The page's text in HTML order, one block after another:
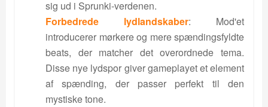
sig ud i Sprunki-verdenen.
Forbedrede lydlandskaber: Mod'et
introducerer mørkere og mere spændingsfyldte
beats, der matcher det overordnede tema.
Disse nye lydspor giver gameplayet et element
af spænding, der passer perfekt til den
mystiske tone.